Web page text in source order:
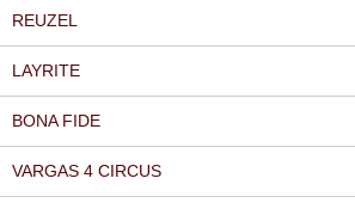
REUZEL
LAYRITE
BONA FIDE
VARGAS 4 CIRCUS